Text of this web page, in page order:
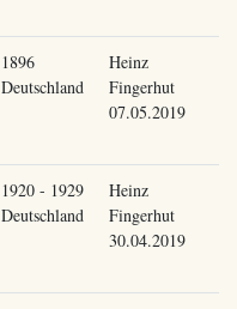
1896
Deutschland
Heinz
Fingerhut
07.05.2019
1920 - 1929
Deutschland
Heinz
Fingerhut
30.04.2019